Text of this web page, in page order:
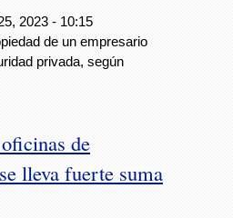
2023 - 10:15
de un empresario
privada, según
de
lleva fuerte suma